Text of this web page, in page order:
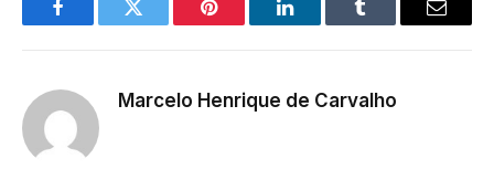
FacebookTwitter Pinterest LinkedInTumblr
E-
Marcelo Henrique de Carvalho